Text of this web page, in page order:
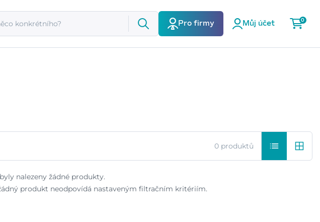
Pro firmy Můj účet
0
0 produktů
nalezeny žádné produkty.
produkt neodpovídá nastaveným filtračním kritériím.